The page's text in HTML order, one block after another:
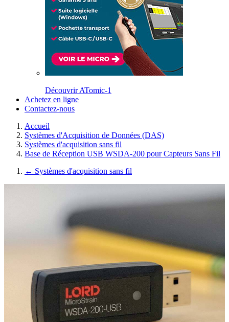
Découvrir ATomic-1
Achetez en ligne
Contactez-nous
Accueil
Systèmes d'Acquisition de Données (DAS)
Systèmes d'acquisition sans fil
Base de Réception USB WSDA-200 pour Capteurs Sans Fil
← Systèmes d'acquisition sans fil